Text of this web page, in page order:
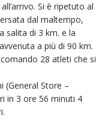
Si è ripetuto al
dal maltempo,
salita di 3 km. e la
a più di 90 km.
28 atleti che si
(General Store –
in 3 ore 56 minuti 4